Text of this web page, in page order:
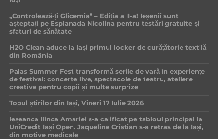
„Controlează-ți Glicemia” – Ediția a II-a! Ieșenii sunt
așteptați pe Esplanada Nicolina pentru testări gratuite și
sfaturi de sănătate
H2O Clean aduce la Iași primul locker de curățătorie textilă
din România
Palas Summer Fest transformă serile de vară în experiențe
de festival: concerte live, spectacole de teatru, ateliere
creative pentru copii și multe surprize
Topul știrilor din Iași, Vineri 17 Iulie 2026
Ieșeanca Ilinca Amariei s-a calificat pe tabloul principal la
UniCredit Iași Open. Jaqueline Cristian s-a retras de la Iași,
din motive medicale